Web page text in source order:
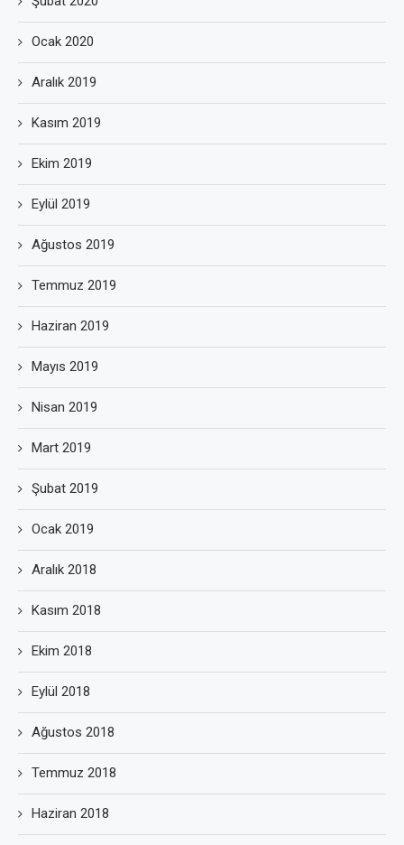
Ocak 2020
Aralık 2019
Kasım 2019
Ekim 2019
Eylül 2019
Ağustos 2019
Temmuz 2019
Haziran 2019
Mayıs 2019
Nisan 2019
Mart 2019
Şubat 2019
Ocak 2019
Aralık 2018
Kasım 2018
Ekim 2018
Eylül 2018
Ağustos 2018
Temmuz 2018
Haziran 2018